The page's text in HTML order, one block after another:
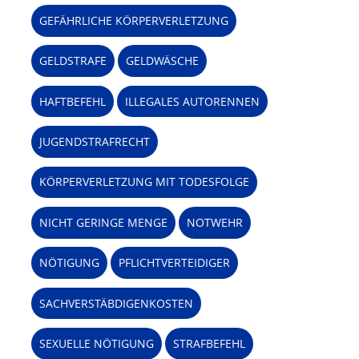
GEFÄHRLICHE KÖRPERVERLETZUNG
GELDSTRAFE GELDWÄSCHE
HAFTBEFEHL ILLEGALES AUTORENNEN
JUGENDSTRAFRECHT
KÖRPERVERLETZUNG MIT TODESFOLGE
NICHT GERINGE MENGE NOTWEHR
NÖTIGUNG PFLICHTVERTEIDIGER
SACHVERSTÄBDIGENKOSTEN
SEXUELLE NÖTIGUNG STRAFBEFEHL